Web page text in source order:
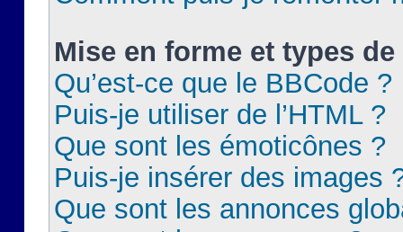
Mise en forme et types
Qu’est-ce que le BBCode ?
Puis-je utiliser de l’HTML ?
Que sont les émoticônes ?
Puis-je insérer des images
Que sont les annonces